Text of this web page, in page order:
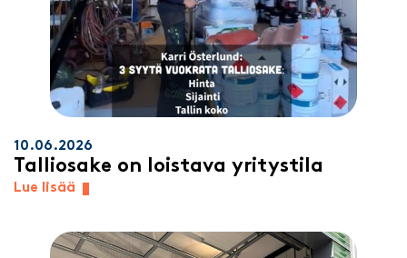
10.06.2026
Talliosake on loistava yritystila
Lue lisää